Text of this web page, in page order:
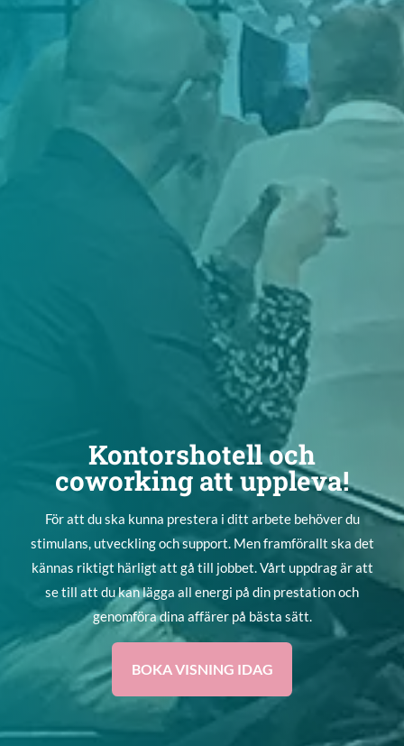
Kontorshotell och
coworking att uppleva!
För att du ska kunna prestera i ditt arbete behöver du
stimulans, utveckling och support. Men framförallt ska det
kännas riktigt härligt att gå till jobbet. Vårt uppdrag är att
se till att du kan lägga all energi på din prestation och
genomföra dina affärer på bästa sätt.
BOKA VISNING IDAG